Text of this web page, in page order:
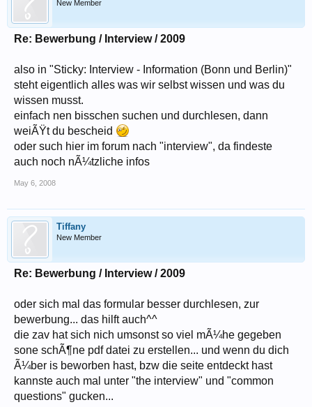
New Member
Re: Bewerbung / Interview / 2009
also in "Sticky: Interview - Information (Bonn und Berlin)"
steht eigentlich alles was wir selbst wissen und was du
wissen musst.
einfach nen bisschen suchen und durchlesen, dann
weiÃŸt du bescheid
oder such hier im forum nach "interview", da findeste
auch noch nÃ¼tzliche infos
May 6, 2008
Tiffany
New Member
Re: Bewerbung / Interview / 2009
oder sich mal das formular besser durchlesen, zur
bewerbung... das hilft auch^^
die zav hat sich nich umsonst so viel mÃ¼he gegeben
sone schÃ¶ne pdf datei zu erstellen... und wenn du dich
Ã¼ber is beworben hast, bzw die seite entdeckt hast
kannste auch mal unter "the interview" und "common
questions" gucken...